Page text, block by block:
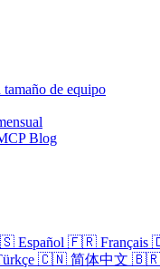
tamaño de equipo
Blog
Español 🇫🇷 Français
🇨🇳 简体中文 🇧🇷